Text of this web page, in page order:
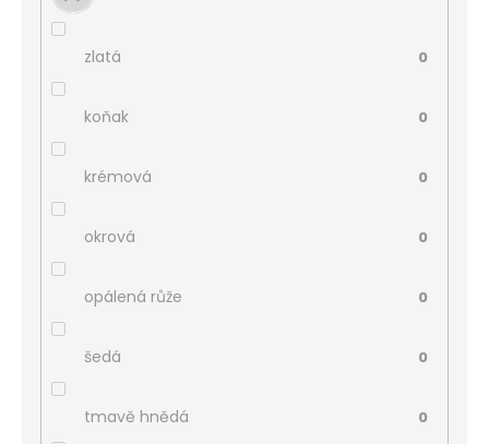
zlatá 0
koňak 0
krémová 0
okrová 0
opálená růže 0
šedá 0
tmavě hnědá 0